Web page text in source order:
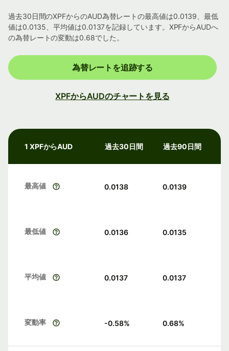
過去30日間のXPFからのAUD為替レートの最高値は0.0139、最低
値は0.0135、平均値は0.0137を記録しています。XPFからAUDへ
の為替レートの変動は0.68でした。
為替レートを追跡する
XPFからAUDのチャートを見る
1 XPFからAUD 過去30日間 過去90日間
最高値 0.0138 0.0139
最低値 0.0136 0.0135
平均値 0.0137 0.0137
変動率 -0.58% 0.68%